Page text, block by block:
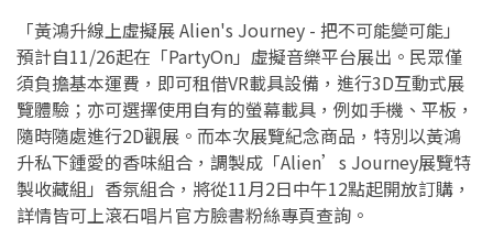
「黃鴻升線上虛擬展 Alien's Journey - 把不可能變可能」
預計自11/26起在「PartyOn」虛擬音樂平台展出。民眾僅
須負擔基本運費，即可租借VR載具設備，進行3D互動式展
覽體驗；亦可選擇使用自有的螢幕載具，例如手機、平板，
隨時隨處進行2D觀展。而本次展覽紀念商品，特別以黃鴻
升私下鍾愛的香味組合，調製成「Alien’s Journey展覽特
製收藏組」香氛組合，將從11月2日中午12點起開放訂購，
詳情皆可上滾石唱片官方臉書粉絲專頁查詢。